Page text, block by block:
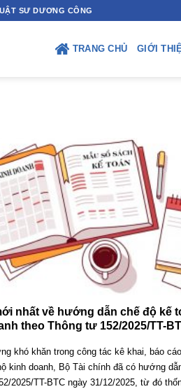
SƯ DƯƠNG CÔNG
TRANG CHỦ GIỚI
nhất về hướng dẫn chế độ kế
theo Thông tư 152/2025/TT-
khó khăn trong công tác kê khai, báo
kinh doanh, Bộ Tài chính đã có hướng
2025/TT-BTC ngày 31/12/2025, từ đó